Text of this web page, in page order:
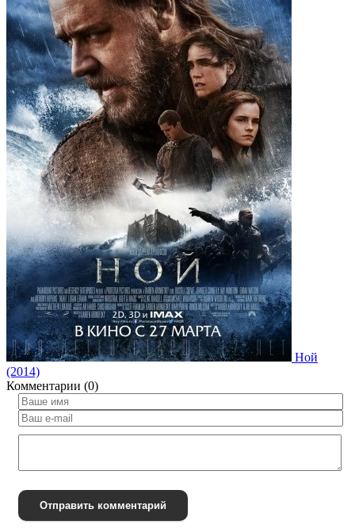
Ной
(2014)
Комментарии (0)
Отправить комментарий